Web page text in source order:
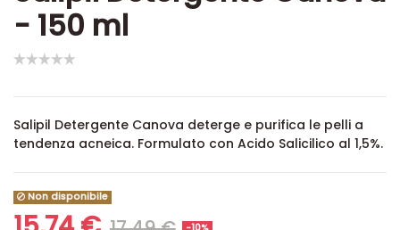
- 150 ml
Salipil Detergente Canova deterge e purifica le pelli a
tendenza acneica. Formulato con Acido Salicilico al 1,5%.
Non disponibile